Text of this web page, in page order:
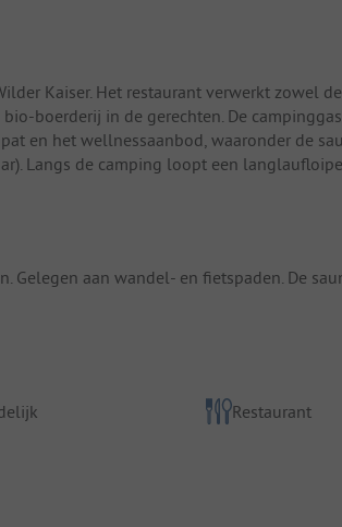
Kaiser. Het restaurant verwerkt zowel
boerderij in de gerechten. De
en het wellnessaanbod, waaronder de
Langs de camping loopt een
Gelegen aan wandel- en fietspaden. De
Restaurant